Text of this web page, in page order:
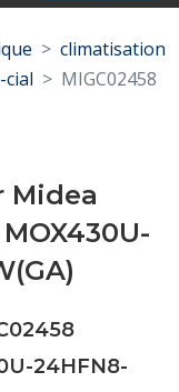
climatisation
MIGC02458
Midea
24HFN8-